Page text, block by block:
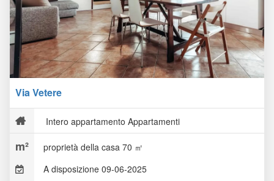
Via Vetere
Intero appartamento Appartamenti
proprietà della casa 70 ㎡
A disposizione 09-06-2025